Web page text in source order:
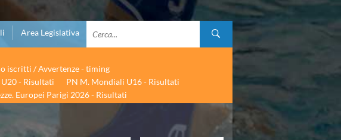
Area Legislativa
iscritti / Avvertenze - timing
- Risultati
PN M. Mondiali U16 - Risultati
Europei Parigi 2026 - Risultati